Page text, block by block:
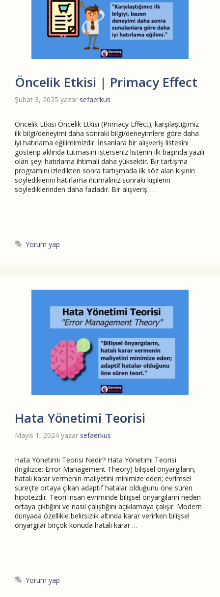
Öncelik Etkisi | Primacy Effect
Şubat 3, 2025 yazar sefaerkus
Öncelik Etkisi Öncelik Etkisi (Primacy Effect); karşılaştığımız
ilk bilgi/deneyimi daha sonraki bilgi/deneyimlere göre daha
iyi hatırlama eğilimimizdir. İnsanlara bir alışveriş listesini
gösterip aklında tutmasını isterseniz listenin ilk başında yazılı
olan şeyi hatırlama ihtimali daha yüksektir. Bir tartışma
programını izledikten sonra tartışmada ilk söz alan kişinin
söylediklerini hatırlama ihtimaliniz sonraki kişilerin
söylediklerinden daha fazladır. Bir alışveriş …
Yorum yap
Hata Yönetimi Teorisi
Mayıs 1, 2024 yazar sefaerkus
Hata Yönetimi Teorisi Nedir? Hata Yönetimi Teorisi
(İngilizce: Error Management Theory) bilişsel önyargıların,
hatalı karar vermenin maliyetini minimize eden; evrimsel
süreçte ortaya çıkan adaptif hatalar olduğunu öne süren
hipotezdir. Teori insan evriminde bilişsel önyargıların neden
ortaya çıktığını ve nasıl çalıştığını açıklamaya çalışır. Modern
dünyada özellikle belirsizlik altında karar verirken bilişsel
önyargılar birçok konuda hatalı karar …
Yorum yap